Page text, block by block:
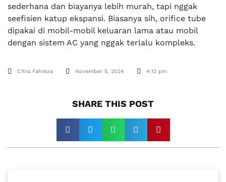
sederhana dan biayanya lebih murah, tapi nggak
seefisien katup ekspansi. Biasanya sih, orifice tube
dipakai di mobil-mobil keluaran lama atau mobil
dengan sistem AC yang nggak terlalu kompleks.
Citra Fahreza November 5, 2024 4:12 pm
SHARE THIS POST​